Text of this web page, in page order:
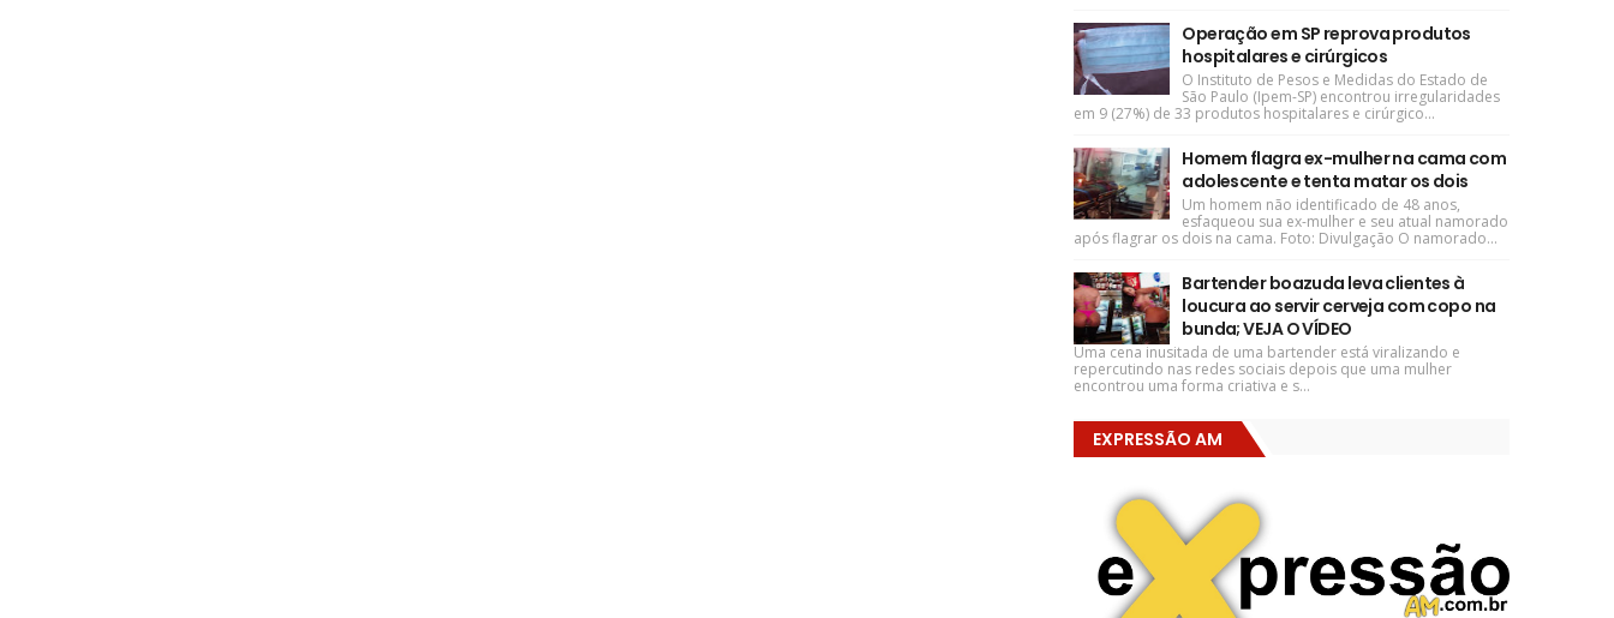
Operação em SP reprova produtos
hospitalares e cirúrgicos
O Instituto de Pesos e Medidas do Estado de
São Paulo (Ipem-SP) encontrou irregularidades
em 9 (27%) de 33 produtos hospitalares e cirúrgico...
Homem flagra ex-mulher na cama com
adolescente e tenta matar os dois
Um homem não identificado de 48 anos,
esfaqueou sua ex-mulher e seu atual namorado
após flagrar os dois na cama. Foto: Divulgação O namorado...
Bartender boazuda leva clientes à
loucura ao servir cerveja com copo na
bunda; VEJA O VÍDEO
Uma cena inusitada de uma bartender está viralizando e
repercutindo nas redes sociais depois que uma mulher
encontrou uma forma criativa e s...
EXPRESSÃO AM